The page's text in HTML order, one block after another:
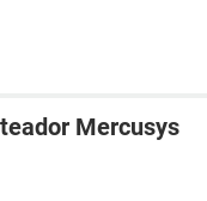
Mercusys